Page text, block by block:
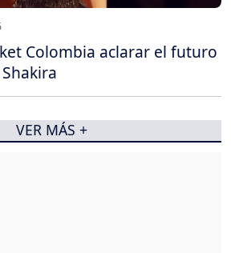
Colombia aclarar el futuro
VER MÁS +